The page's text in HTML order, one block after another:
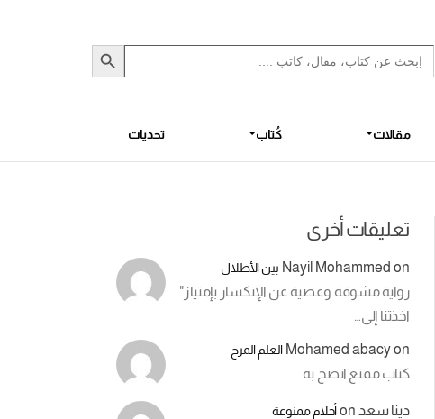
Search
for:
Search Button
مقالات كُتاب تحديات
تعليقات أخرى
Nayil Mohammed on بين الأطلال
رواية مشوقة وعصية عن الإنكسار بإمتياز"
اخذتنا إلى…
Mohamed abacyon العلم المرح
كتاب ممتع انصح به
دينا سعد onأحلام ممنوعة